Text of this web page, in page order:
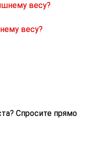
весу?
Спросите прямо